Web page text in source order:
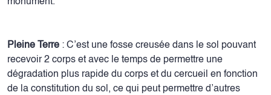
monument.
Pleine Terre : C’est une fosse creusée dans le sol pouvant
recevoir 2 corps et avec le temps de permettre une
dégradation plus rapide du corps et du cercueil en fonction
de la constitution du sol, ce qui peut permettre d’autres